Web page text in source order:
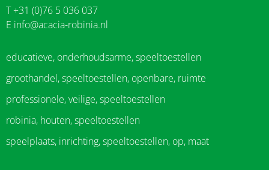
T +31 (0)76 5 036 037
E info@acacia-robinia.nl
educatieve, onderhoudsarme, speeltoestellen
groothandel, speeltoestellen, openbare, ruimte
professionele, veilige, speeltoestellen
robinia, houten, speeltoestellen
speelplaats, inrichting, speeltoestellen, op, maat